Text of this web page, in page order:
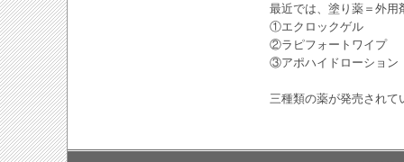
最近では、塗り薬＝外用
①エクロックゲル
②ラピフォートワイプ
③アポハイドローション
三種類の薬が発売されて